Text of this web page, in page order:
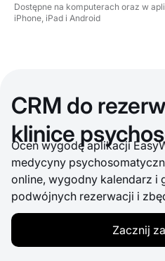
Dostępne na komputerach oraz w
iPhone, iPad i Android
CRM do
klinice
Oceń wygodę aplikacji
medycyny
online, wygodny kalendarz i
podwójnych rezerwacji i
Zacznij